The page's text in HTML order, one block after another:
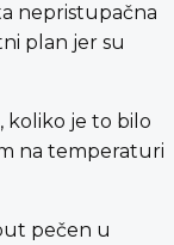
nepristupačna
plan jer su
koliko je to bilo
na temperaturi
pečen u